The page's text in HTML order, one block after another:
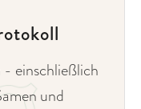
- einschließlich
und